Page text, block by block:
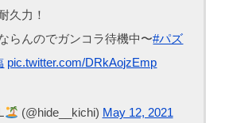
久力！
らんのでガンコラ待機中〜#パズ
pic.twitter.com/DRkAojzEmp
(@hide__kichi) May 12, 2021